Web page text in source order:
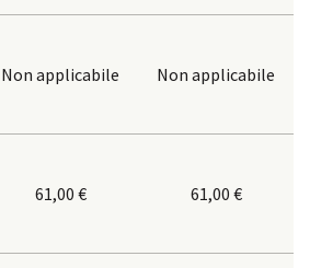
Non applicabile Non applicabile
61,00 € 61,00 €